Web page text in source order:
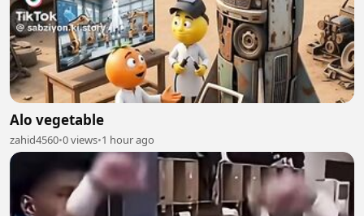
Alo vegetable
zahid4560•0 views•1 hour ago